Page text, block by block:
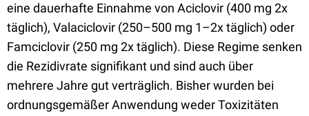
eine dauerhafte Einnahme von Aciclovir (400 mg 2x
täglich), Valaciclovir (250–500 mg 1–2x täglich) oder
Famciclovir (250 mg 2x täglich). Diese Regime senken
die Rezidivrate signifikant und sind auch über
mehrere Jahre gut verträglich. Bisher wurden bei
ordnungsgemäßer Anwendung weder Toxizitäten